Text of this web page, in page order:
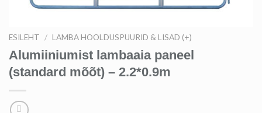
ESILEHT / LAMBA HOOLDUSPUURID & LISAD (+)
Alumiiniumist lambaaia paneel
(standard mõõt) – 2.2*0.9m